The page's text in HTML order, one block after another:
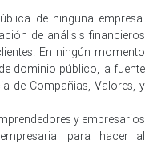
de ninguna empresa.
de análisis financieros
En ningún momento
dominio público, la fuente
de Compañias, Valores, y
y empresarios
para hacer al